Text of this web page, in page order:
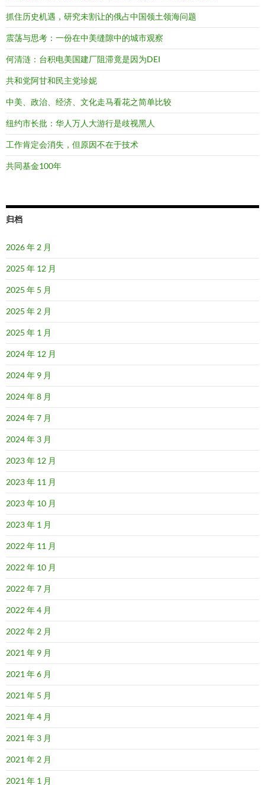
抓住历史机遇，研究未割让的俄占中国领土领海问题
震荡与思考：一份在中美缝隙中的城市观察
何清涟：台积电美国建厂阻滞竟是因为DEI
共和党阿甘和民主党珍妮
中美、政治、经济、文化走马看花之简单比较
纽约市长批：华人万人大游行是歧视黑人
工作肯定会消失，但原因不在于技术
共同基金100年
归档
2026 年 2 月
2025 年 12 月
2025 年 5 月
2025 年 2 月
2025 年 1 月
2024 年 12 月
2024 年 9 月
2024 年 8 月
2024 年 7 月
2024 年 3 月
2023 年 12 月
2023 年 11 月
2023 年 10 月
2023 年 1 月
2022 年 11 月
2022 年 10 月
2022 年 7 月
2022 年 4 月
2022 年 2 月
2021 年 9 月
2021 年 6 月
2021 年 5 月
2021 年 4 月
2021 年 3 月
2021 年 2 月
2021 年 1 月